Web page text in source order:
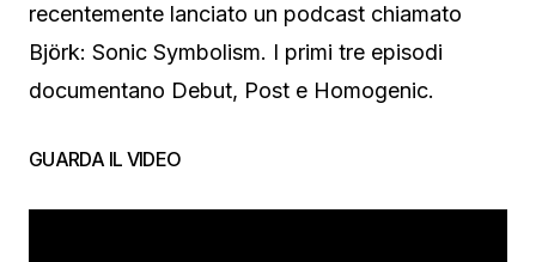
recentemente lanciato un podcast chiamato
Björk: Sonic Symbolism. I primi tre episodi
documentano Debut, Post e Homogenic.
GUARDA IL VIDEO